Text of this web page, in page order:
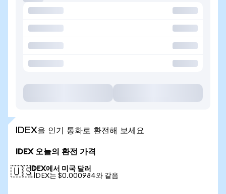
IDEX을 인기 통화로 환전해 보세요
IDEX 오늘의 환전 가격
🇺🇸IDEX에서 미국 달러
1 IDEX는 $0.000984와 같음